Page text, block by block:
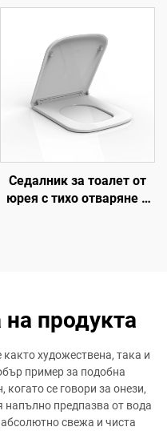
производител на
Седалник за тоалет от
юрея с тихо отваряне и
продукта
художествена, така и
пример за подобна
се говори за онези,
напълно предпазва от вода
абсолютно свежа и чиста